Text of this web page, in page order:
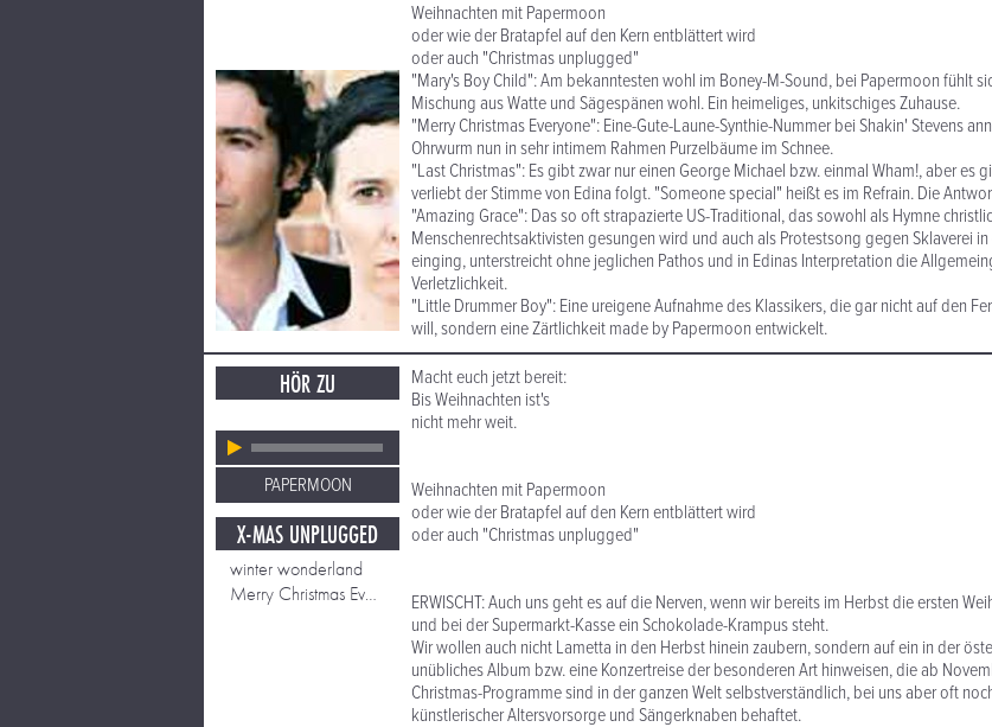
Weihnachten mit Papermoon
oder wie der Bratapfel auf den Kern entblättert wird
oder auch "Christmas unplugged"
"Mary's Boy Child": Am bekanntesten wohl im Boney-M-Sound, bei Papermoon fühlt
Mischung aus Watte und Sägespänen wohl. Ein heimeliges, unkitschiges Zuhause.
"Merry Christmas Everyone": Eine-Gute-Laune-Synthie-Nummer bei Shakin' Stevens
Ohrwurm nun in sehr intimem Rahmen Purzelbäume im Schnee.
"Last Christmas": Es gibt zwar nur einen George Michael bzw. einmal Wham!, aber es
verliebt der Stimme von Edina folgt. "Someone special" heißt es im Refrain. Die
"Amazing Grace": Das so oft strapazierte US-Traditional, das sowohl als Hymne
Menschenrechtsaktivisten gesungen wird und auch als Protestsong gegen Sklaverei
einging, unterstreicht ohne jeglichen Pathos und in Edinas Interpretation die
Verletzlichkeit.
"Little Drummer Boy": Eine ureigene Aufnahme des Klassikers, die gar nicht auf den
will, sondern eine Zärtlichkeit made by Papermoon entwickelt.
HÖR ZU
PAPERMOON
X-MAS UNPLUGGED
winter wonderland
Merry Christmas Everyone
Macht euch jetzt bereit:
Bis Weihnachten ist's
nicht mehr weit.
Weihnachten mit Papermoon
oder wie der Bratapfel auf den Kern entblättert wird
oder auch "Christmas unplugged"
ERWISCHT: Auch uns geht es auf die Nerven, wenn wir bereits im Herbst die ersten
und bei der Supermarkt-Kasse ein Schokolade-Krampus steht.
Wir wollen auch nicht Lametta in den Herbst hinein zaubern, sondern auf ein in der
unübliches Album bzw. eine Konzertreise der besonderen Art hinweisen, die ab
Christmas-Programme sind in der ganzen Welt selbstverständlich, bei uns aber oft
künstlerischer Altersvorsorge und Sängerknaben behaftet.